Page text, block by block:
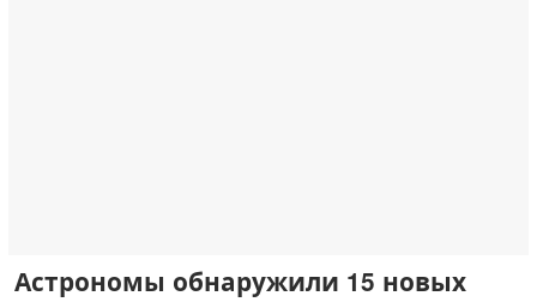
Астрономы обнаружили 15 новых